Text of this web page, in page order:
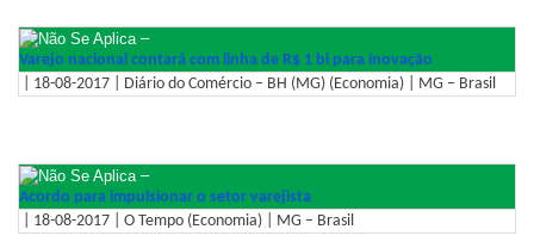
–
Varejo nacional contará com linha de R$ 1 bi para inovação
| 18-08-2017 | Diário do Comércio – BH (MG) (Economia) | MG – Brasil
–
Acordo para impulsionar o setor varejista
| 18-08-2017 | O Tempo (Economia) | MG – Brasil